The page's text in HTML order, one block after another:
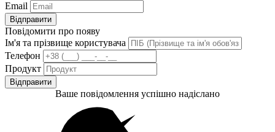
Email
Відправити
Повідомити про появу
Ім'я та прізвище користувача
Телефон
Продукт
Відправити
Ваше повідомлення успішно надіслано